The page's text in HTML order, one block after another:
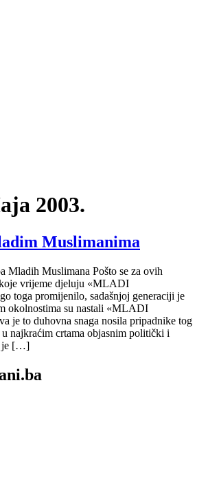
2003.
Muslimanima
Mladih Muslimana Pošto se za ovih
koje vrijeme djeluju «MLADI
toga promijenilo, sadašnjoj generaciji je
okolnostima su nastali «MLADI
je to duhovna snaga nosila pripadnike tog
u najkraćim crtama objasnim politički i
je […]